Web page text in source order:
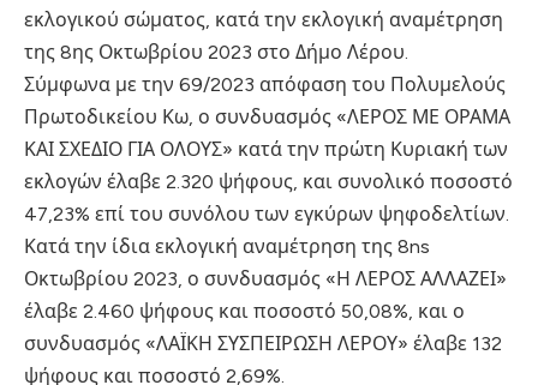
εκλογικού σώματος, κατά την εκλογική αναμέτρηση
της 8ης Οκτωβρίου 2023 στο Δήμο Λέρου.
Σύμφωνα με την 69/2023 απόφαση του Πολυμελούς
Πρωτοδικείου Κω, ο συνδυασμός «ΛΕΡΟΣ ΜΕ ΟΡΑΜΑ
ΚΑΙ ΣΧΕΔΙΟ ΓΙΑ ΟΛΟΥΣ» κατά την πρώτη Κυριακή των
εκλογών έλαβε 2.320 ψήφους, και συνολικό ποσοστό
47,23% επί του συνόλου των εγκύρων ψηφοδελτίων.
Κατά την ίδια εκλογική αναμέτρηση της 8ns
Οκτωβρίου 2023, ο συνδυασμός «Η ΛΕΡΟΣ ΑΛΛΑΖΕΙ»
έλαβε 2.460 ψήφους και ποσοστό 50,08%, και ο
συνδυασμός «ΛΑΪΚΗ ΣΥΣΠΕΙΡΩΣΗ ΛΕΡΟΥ» έλαβε 132
ψήφους και ποσοστό 2,69%.